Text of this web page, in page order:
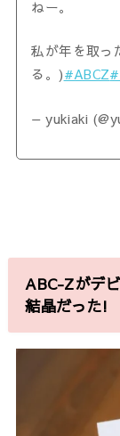
ねー。
私が年を取っ
る。)#ABCZ
— yukiaki
ABC-Zがデ
結晶だった!